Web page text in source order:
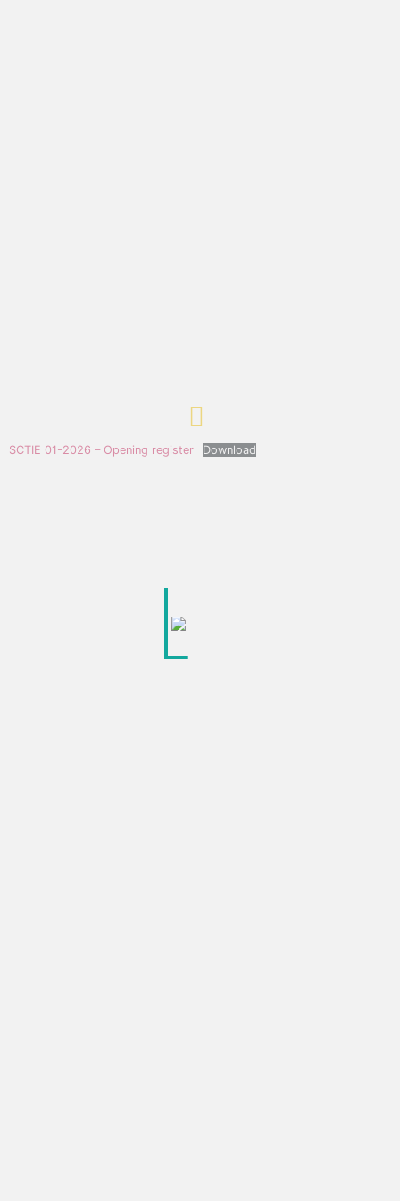
SCTIE 01-2026 – Opening register Download